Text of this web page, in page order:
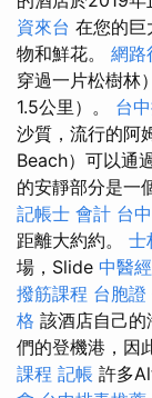
資來台 在您的巨
物和鮮花。 網路
穿過一片松樹林
1.5公里）。 台
沙質，流行的阿
Beach）可以通
的安靜部分是一
記帳士 會計 台
距離大約約。 士
場，Slide 中醫
撥筋課程 台胞證
格 該酒店自己
們的登機港，因
課程 記帳 許多